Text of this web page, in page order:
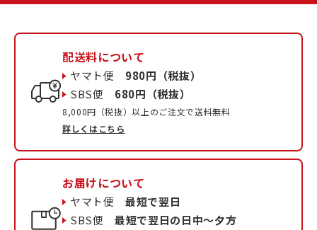
配送料について
ヤマト便 980円（税抜）
SBS便 680円（税抜）
8,000円（税抜）以上のご注文で送料無料
詳しくはこちら
お届けについて
ヤマト便最短で翌日
SBS便最短で翌日の日中〜夕方